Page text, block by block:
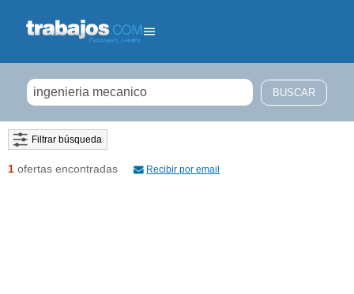
Filtrar búsqueda
1 ofertas encontradas Recibir por email